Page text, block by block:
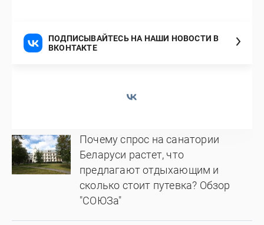
ПОДПИСЫВАЙТЕСЬ НА НАШИ НОВОСТИ В
ВКОНТАКТЕ
Почему спрос на санатории
Беларуси растет, что
предлагают отдыхающим и
сколько стоит путевка? Обзор
"СОЮЗа"